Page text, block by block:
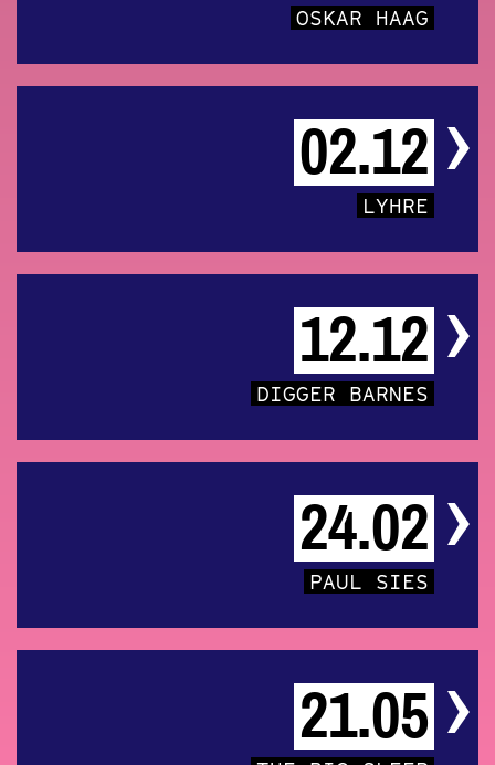
OSKAR HAAG
02.12
LYHRE
12.12
DIGGER BARNES
24.02
PAUL SIES
21.05